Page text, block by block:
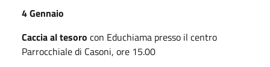
4 Gennaio
Caccia al tesoro con Educhiama presso il centro
Parrocchiale di Casoni, ore 15.00